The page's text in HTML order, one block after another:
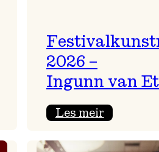
2026 –
Ingunn van
Les meir:
2026